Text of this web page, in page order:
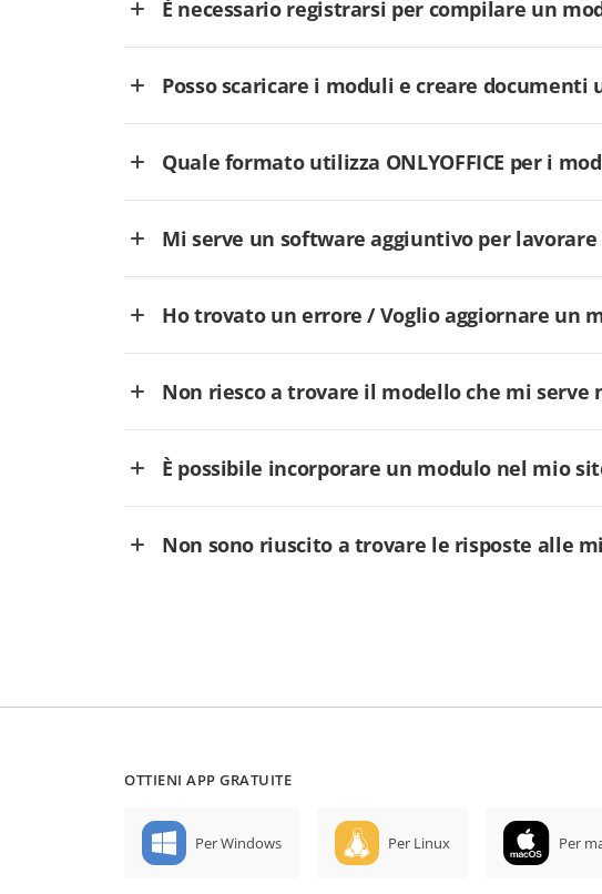
È necessario registrarsi per compilare un
Posso scaricare i moduli e creare documenti
Quale formato utilizza ONLYOFFICE per i
Mi serve un software aggiuntivo per lavorare
Ho trovato un errore / Voglio aggiornare un
Non riesco a trovare il modello che mi serve
È possibile incorporare un modulo nel mio
Non sono riuscito a trovare le risposte alle
OTTIENI APP GRATUITE
Per Windows Per Linux Per